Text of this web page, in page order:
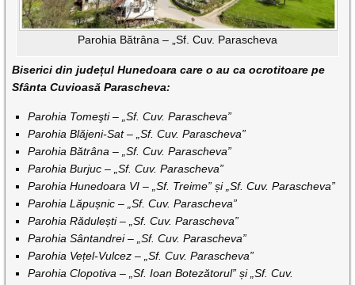
Parohia Bătrâna – „Sf. Cuv. Parascheva
Biserici din județul Hunedoara care o au ca ocrotitoare pe
Sfânta Cuvioasă Parascheva:
Parohia Tomeşti – „Sf. Cuv. Parascheva”
Parohia Blăjeni-Sat – „Sf. Cuv. Parascheva”
Parohia Bătrâna – „Sf. Cuv. Parascheva”
Parohia Burjuc – „Sf. Cuv. Parascheva”
Parohia Hunedoara VI – „Sf. Treime” și „Sf. Cuv. Parascheva”
Parohia Lăpușnic – „Sf. Cuv. Parascheva”
Parohia Rădulești – „Sf. Cuv. Parascheva”
Parohia Sântandrei – „Sf. Cuv. Parascheva”
Parohia Vețel-Vulcez – „Sf. Cuv. Parascheva”
Parohia Clopotiva – „Sf. Ioan Botezătorul” și „Sf. Cuv.